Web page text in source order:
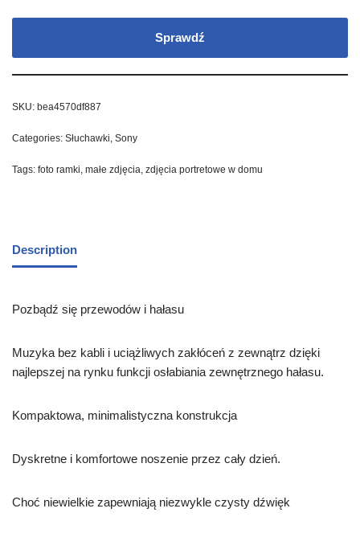
Sprawdź
SKU: bea4570df887
Categories: Słuchawki, Sony
Tags: foto ramki, małe zdjęcia, zdjęcia portretowe w domu
Description
Pozbądź się przewodów i hałasu
Muzyka bez kabli i uciążliwych zakłóceń z zewnątrz dzięki
najlepszej na rynku funkcji osłabiania zewnętrznego hałasu.
Kompaktowa, minimalistyczna konstrukcja
Dyskretne i komfortowe noszenie przez cały dzień.
Choć niewielkie zapewniają niezwykle czysty dźwięk